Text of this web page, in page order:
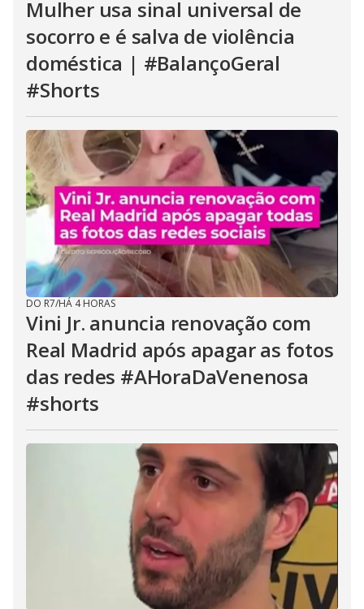
Mulher usa sinal universal de
socorro e é salva de violência
doméstica | #BalançoGeral
#Shorts
DO R7/HÁ 4 HORAS
Vini Jr. anuncia renovação com
Real Madrid após apagar as fotos
das redes #AHoraDaVenenosa
#shorts